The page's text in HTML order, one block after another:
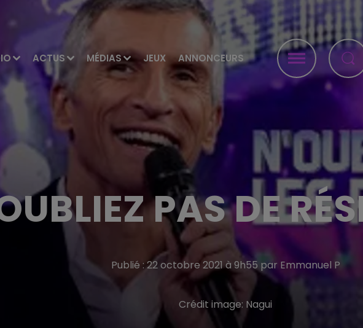
ACTUS MÉDIAS JEUX ANNONCEURS
PAS DE
Publié : 22 octobre 2021 à 9h55 par Emmanuel P
Crédit image: Nagui